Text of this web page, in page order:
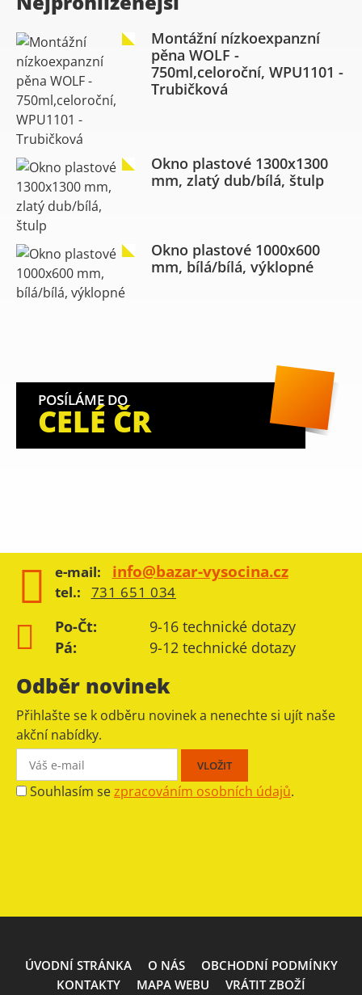
Montážní nízkoexpanzní
pěna WOLF -
750ml,celoroční, WPU1101 -
Trubičková
Okno plastové 1300x1300
mm, zlatý dub/bílá, štulp
Okno plastové 1000x600
mm, bílá/bílá, výklopné
POSÍLÁME DO
CELÉ ČR
e-mail: info@bazar-vysocina.cz
tel.: 731 651 034
Po-Čt:
9-16 technické dotazy
Pá:
9-12 technické dotazy
Odběr novinek
Přihlašte se k odběru novinek a nenechte si ujít naše
akční nabídky.
Souhlasím sezpracováním osobních údajů.
ÚVODNÍ STRÁNKA O NÁS
OBCHODNÍ PODMÍNKY
KONTAKTY
MAPA WEBU VRÁTIT ZBOŽÍ